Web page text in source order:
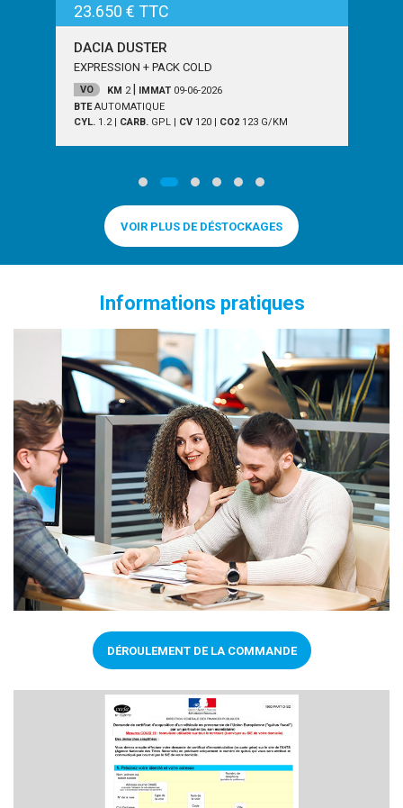
23.650 € TTC
DACIA DUSTER
EXPRESSION + PACK COLD
VO KM 2 | IMMAT 09-06-2026
BTE AUTOMATIQUE
CYL. 1.2| CARB. GPL | CV 120| CO2 123G/KM
VOIR PLUS DE DÉSTOCKAGES
33.790 € TTC
PEUGEOT 308 SW
GT SUR COMMANDE
KM 3 | IMMAT16-10-2022
AUTOMATIQUE
1.5|CARB. DIESEL|CV 130|CO2
VOIR PLUS DE NOUVEAUTÉS
Informations pratiques
DÉROULEMENT DE LA COMMANDE